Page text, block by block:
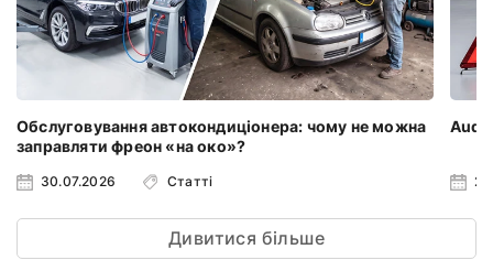
Обслуговування автокондиціонера: чому не можна
заправляти фреон «на око»?
30.07.2026 Статті
Audi
Дивитися більше